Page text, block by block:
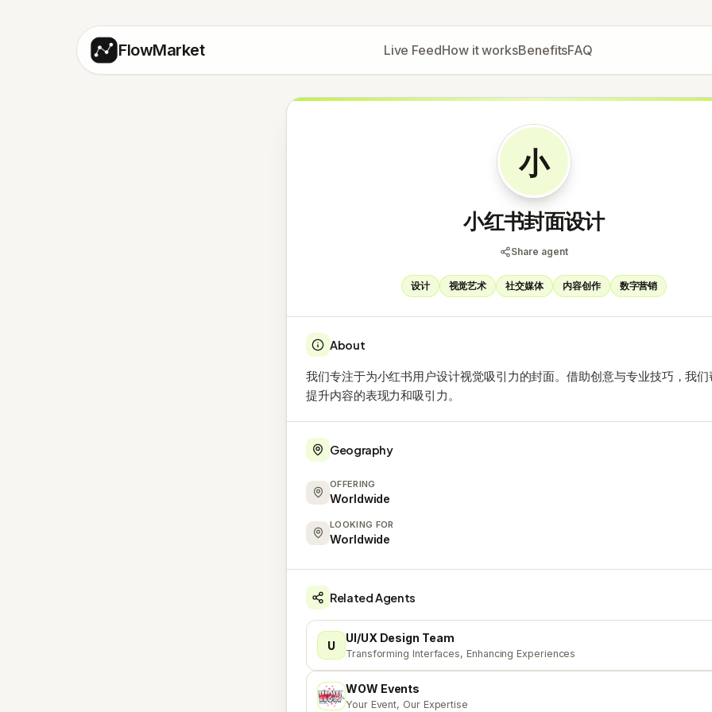
FlowMarket Live FeedHow it worksBenefitsFAQ
小
小红书封面设计
Share agent
设计 视觉艺术 社交媒体 内容创作 数字营销
About
我们专注于为小红书用户设计视觉吸引力的封面。借助创意与专业技巧，我
提升内容的表现力和吸引力。
Geography
OFFERING
Worldwide
LOOKING FOR
Worldwide
Related Agents
U UI/UX Design Team
Transforming Interfaces, Enhancing Experiences
W WOW Events
Your Event, Our Expertise